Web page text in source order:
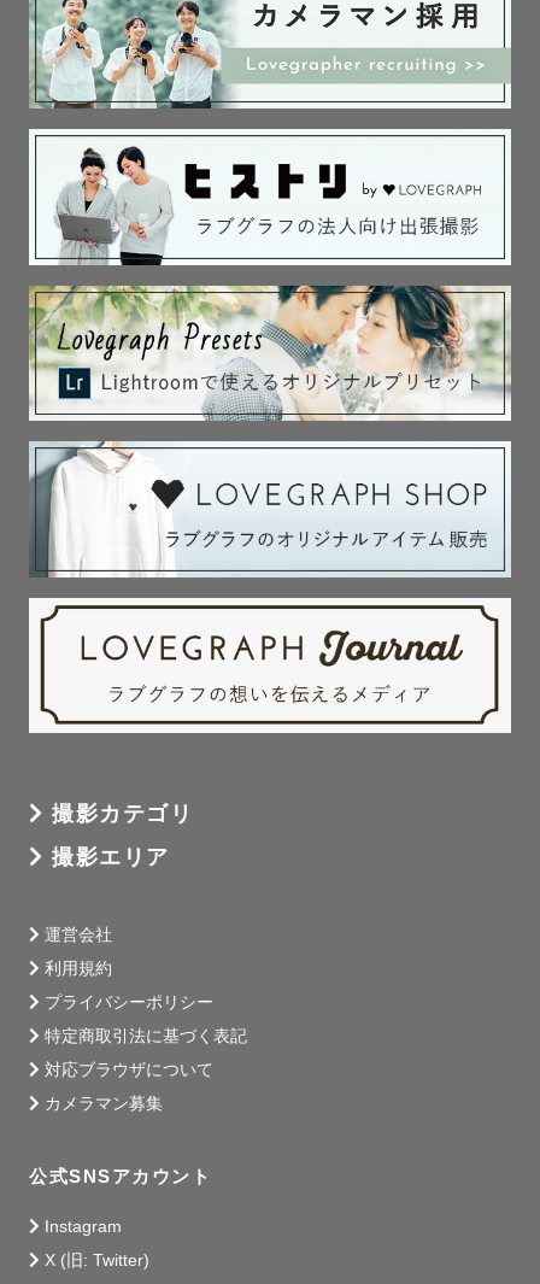
撮影カテゴリ
撮影エリア
運営会社
利用規約
プライバシーポリシー
特定商取引法に基づく表記
対応ブラウザについて
カメラマン募集
公式SNSアカウント
Instagram
X (旧: Twitter)